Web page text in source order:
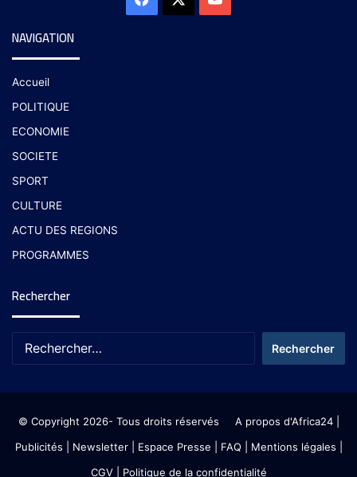
NAVIGATION
Accueil
POLITIQUE
ECONOMIE
SOCIETE
SPORT
CULTURE
ACTU DES REGIONS
PROGRAMMES
Rechercher
© Copyright 2026- Tous droits réservés A propos d'Africa24|
Publicités
Newsletter| Espace Presse | FAQ | Mentions légales
CGV| Politique de la confidentialité